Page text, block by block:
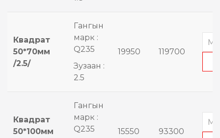
Квадрат
50*70мм
/2.5/
Гангын
марк :
Q235
Зузаан :
2.5
19950 119700
Квадрат
50*100мм
Гангын
марк :
Q235
15550 93300